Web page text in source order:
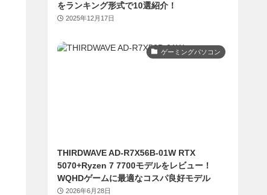
をランキング形式で10選紹介！
2025年12月17日
ゲーミングパソコン
THIRDWAVE AD-R7X56B-01W RTX
5070+Ryzen 7 7700モデルをレビュー！
WQHDゲームに最適なコスパ良好モデル
2026年6月28日